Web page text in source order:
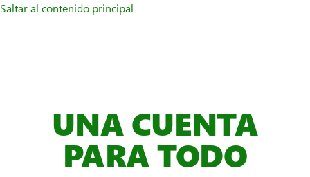
Saltar al contenido principal
UNA CUENTA
PARA TODO